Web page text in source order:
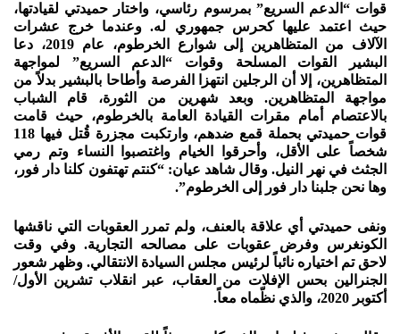
قوات “الدعم السريع” بمرسوم رئاسي، واختار حميدتي لقيادتها،
حيث اعتمد عليها كحرس جمهوري له. وعندما خرج عشرات
الآلاف من المتظاهرين إلى شوارع الخرطوم، عام 2019، دعا
البشير القوات المسلحة وقوات “الدعم السريع” لمواجهة
المتظاهرين، إلا أن الرجلين انتهزا الفرصة وأطاحا بالبشير بدلاً من
مواجهة المتظاهرين. وبعد شهرين من الثورة، قام الشباب
بالاعتصام أمام مقرات القيادة العامة بالخرطوم، حيث قامت
قوات حميدتي بحملة قمع ضدهم، وارتكبت مجزرة قُتل فيها 118
شخصاً على الأقل، وأحرقوا الخيام واغتصبوا النساء وتم رمي
الجثث في نهر النيل. وقال شاهد عيان: “كنتم تهتفون كلنا دار فور،
وها نحن جلبنا دار فور إلى الخرطوم”.
ونفى حميدتي أي علاقة بالعنف، ولم تمرر العقوبات التي ناقشها
الكونغرس وفرض عقوبات على مصالحه التجارية. وفي وقت
لاحق تم اختياره نائباً لرئيس مجلس السيادة الانتقالي. وظهر شعور
الجنرالين بحس الإفلات من العقاب، عبر انقلاب تشرين الأول/
أكتوبر 2020، والذي نظّماه معاً.